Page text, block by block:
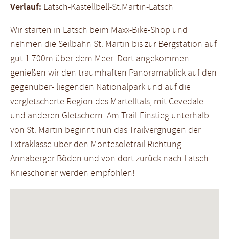
Verlauf: Latsch-Kastellbell-St.Martin-Latsch
Wir starten in Latsch beim Maxx-Bike-Shop und
nehmen die Seilbahn St. Martin bis zur Bergstation auf
gut 1.700m über dem Meer. Dort angekommen
genießen wir den traumhaften Panoramablick auf den
gegenüber- liegenden Nationalpark und auf die
vergletscherte Region des Martelltals, mit Cevedale
und anderen Gletschern. Am Trail-Einstieg unterhalb
von St. Martin beginnt nun das Trailvergnügen der
Extraklasse über den Montesoletrail Richtung
Annaberger Böden und von dort zurück nach Latsch.
Knieschoner werden empfohlen!